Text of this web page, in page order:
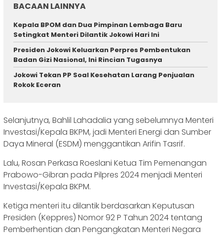
BACAAN LAINNYA
Kepala BPOM dan Dua Pimpinan Lembaga Baru
Setingkat Menteri Dilantik Jokowi Hari Ini
Presiden Jokowi Keluarkan Perpres Pembentukan
Badan Gizi Nasional, Ini Rincian Tugasnya
Jokowi Tekan PP Soal Kesehatan Larang Penjualan
Rokok Eceran
Selanjutnya, Bahlil Lahadalia yang sebelumnya Menteri
Investasi/Kepala BKPM, jadi Menteri Energi dan Sumber
Daya Mineral (ESDM) menggantikan Arifin Tasrif.
Lalu, Rosan Perkasa Roeslani Ketua Tim Pemenangan
Prabowo-Gibran pada Pilpres 2024 menjadi Menteri
Investasi/Kepala BKPM.
Ketiga menteri itu dilantik berdasarkan Keputusan
Presiden (Keppres) Nomor 92 P Tahun 2024 tentang
Pemberhentian dan Pengangkatan Menteri Negara